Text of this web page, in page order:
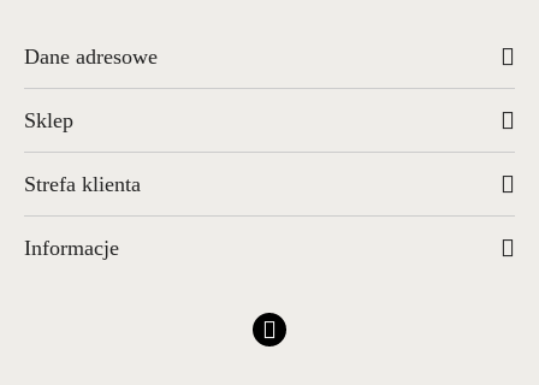
Dane adresowe
Sklep
Strefa klienta
Informacje